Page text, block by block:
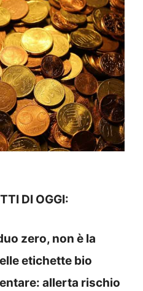
DI OGGI:
zero, non è la
etichette bio
allerta rischio